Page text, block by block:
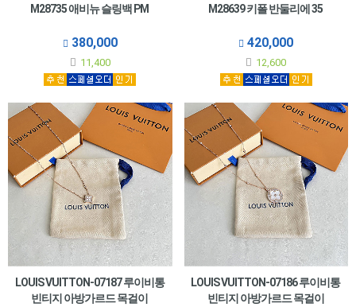
M28735 애비뉴 슬링백 PM
380,000
11,400
M28639 키폴 반둘리에 35
420,000
12,600
LOUIS VUITTON-07187 루이비통
빈티지 아방가르드 목걸이
LOUIS VUITTON-07186 루이비통
빈티지 아방가르드 목걸이